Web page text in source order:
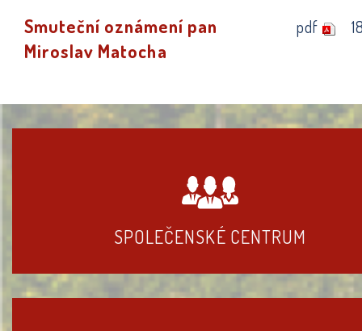
Smuteční oznámení pan
Miroslav Matocha
pdf
SPOLEČENSKÉ CENTRUM